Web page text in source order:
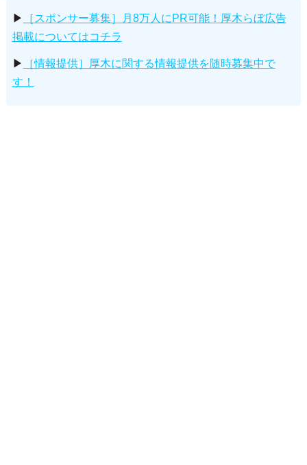
▶
［スポンサー募集］月8万人にPR可能！厚木らぼ広告
掲載についてはコチラ
▶
［情報提供］厚木に関する情報提供を随時募集中で
す！